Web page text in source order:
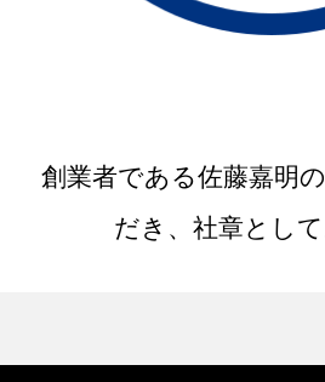
創業者である佐藤嘉明
だき、社章とし